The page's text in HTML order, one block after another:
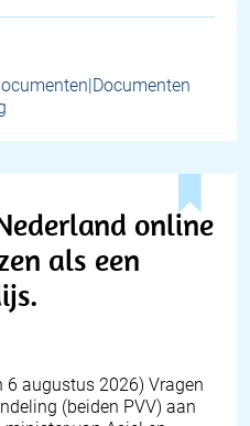
online
als een
6 augustus 2026) Vragen
(beiden PVV) aan